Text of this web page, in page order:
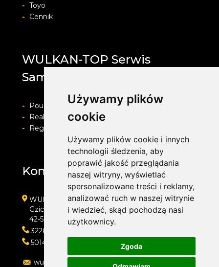
Używamy plików
cookie
Używamy plików cookie i innych
technologii śledzenia, aby
poprawić jakość przeglądania
naszej witryny, wyświetlać
spersonalizowane treści i reklamy,
analizować ruch w naszej witrynie
i wiedzieć, skąd pochodzą nasi
użytkownicy.
Zgoda
- Toyo
-
Cennik
WULKAN-TOP Serwis
Samochodowy
-
Pouczenie o prawie do odstapienia od umowy
-
Realizacja zamówienia i formy płatności
-
Regulamin i Polityka prywatności
Kontakt
WULKAN-TOP Serwis Samochodowy
Gzichowska 108
42-504 Będzin
322692033
501410313
wulkan-top@wp.pl